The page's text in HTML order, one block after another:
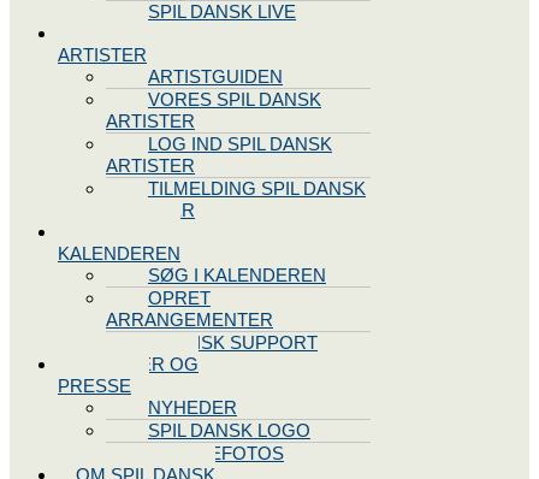
SPIL DANSK LIVE
ARTISTER
ARTISTGUIDEN
VORES SPIL DANSK
ARTISTER
LOG IND SPIL DANSK
ARTISTER
TILMELDING SPIL DANSK
ARTISTER
KALENDEREN
SØG I KALENDEREN
OPRET
ARRANGEMENTER
TEKNISK SUPPORT
NYHEDER OG
PRESSE
NYHEDER
SPIL DANSK LOGO
PRESSEFOTOS
OM SPIL DANSK